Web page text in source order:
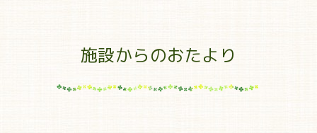
施設からのおたより